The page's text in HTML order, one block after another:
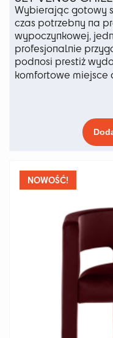
Wybierając gotowy
czas potrzebny na
wypoczynkowej,
profesjonalnie
podnosi prestiż
komfortowe miejsce
NOWOŚĆ!